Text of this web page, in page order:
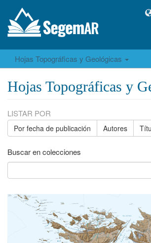
Hojas Topográficas y Geológicas
Hojas Topográficas y
LISTAR POR
Por fecha de publicación Autores
Buscar en colecciones